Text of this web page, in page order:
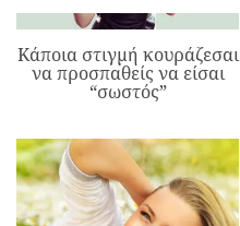
Κάποια στιγμή κουράζεσαι
να προσπαθείς να είσαι
“σωστός”